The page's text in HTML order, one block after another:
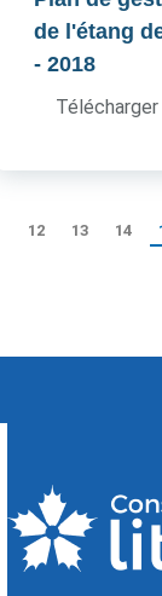
de l'étang
- 2018
12 13 14